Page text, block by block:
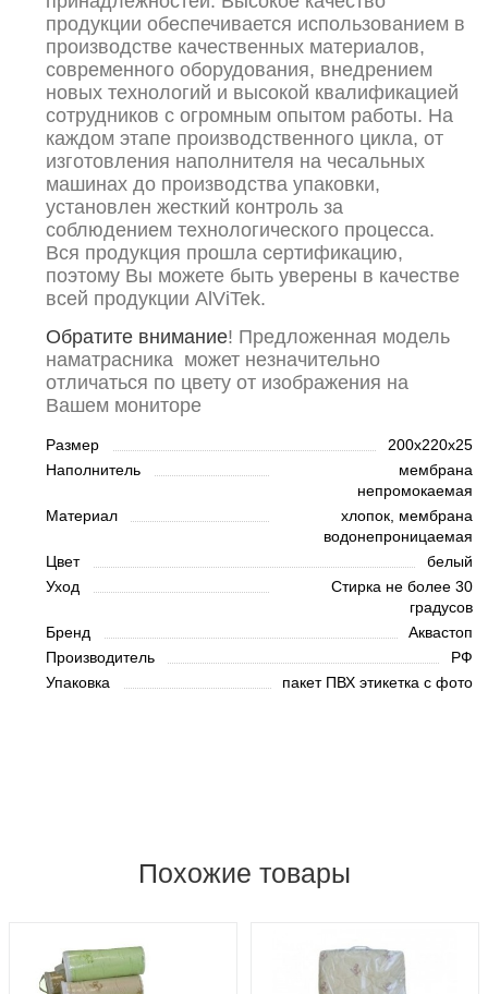
продукции обеспечивается использованием в
производстве качественных материалов,
современного оборудования, внедрением
новых технологий и высокой квалификацией
сотрудников с огромным опытом работы. На
каждом этапе производственного цикла, от
изготовления наполнителя на чесальных
машинах до производства упаковки,
установлен жесткий контроль за
соблюдением технологического процесса.
Вся продукция прошла сертификацию,
поэтому Вы можете быть уверены в качестве
всей продукции AlViTek.
Обратите внимание! Предложенная модель
наматрасника может незначительно
отличаться по цвету от изображения на
Вашем мониторе
Размер
200х220х25
Наполнитель
мембрана
непромокаемая
Материал
хлопок, мембрана
водонепроницаемая
Цвет
белый
Уход
Стирка не более 30
градусов
Бренд
Аквастоп
Производитель
РФ
Упаковка
пакет ПВХ этикетка с фото
Похожие товары